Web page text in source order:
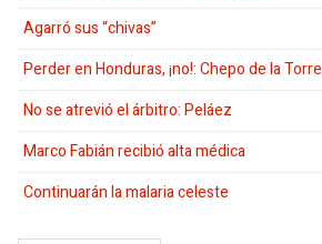
Agarró sus “chivas”
Perder en Honduras, ¡no!: Chepo de la Torre
No se atrevió el árbitro: Peláez
Marco Fabián recibió alta médica
Continuarán la malaria celeste